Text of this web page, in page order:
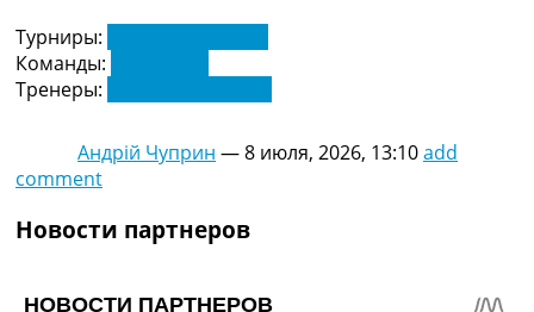
Турниры:
Команды:
Тренеры:
Андрій Чуприн —8 июля, 2026, 13:10add
comment
Новости партнеров